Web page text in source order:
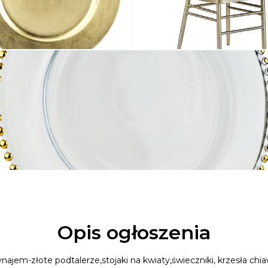
Opis ogłoszenia
złote podtalerze,stojaki na kwiaty,świeczniki, krzesła